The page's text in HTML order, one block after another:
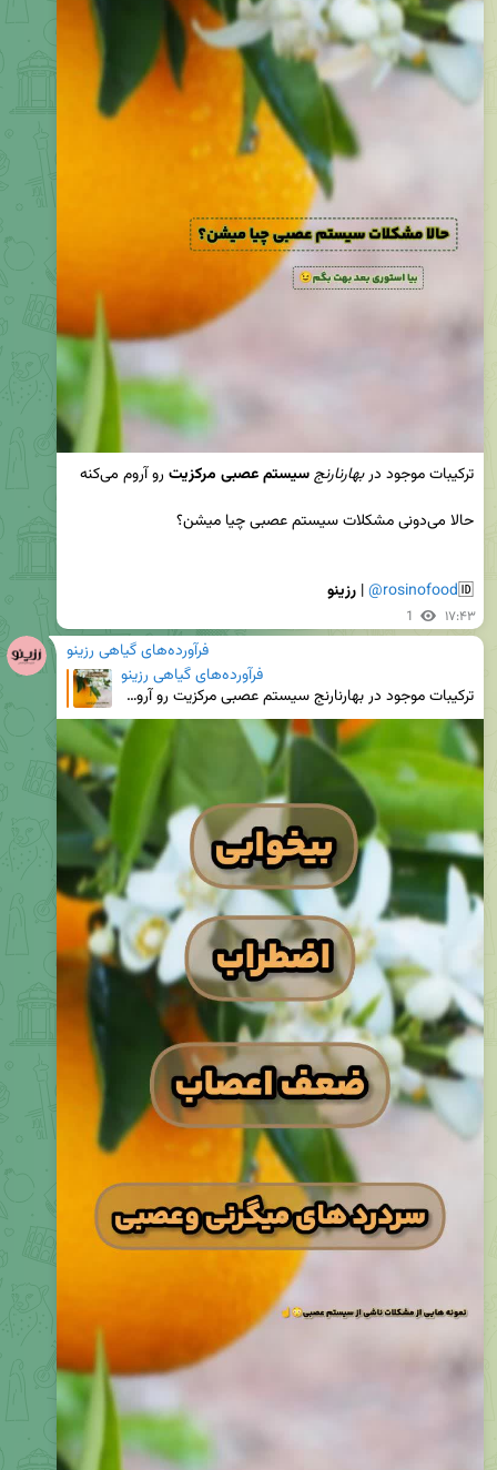
ترکیبات موجود در بهارنارنجسیستم عصبی مرکزیت
🆔
@rosinofood
| رزینو
1 ۱۷:۴۳
فرآورده‌های گیاهی رزینو
فرآورده‌های گیاهی رزینو
ترکیبات موجود در بهارنارنج سیستم عصبی مرکزیت رو آروم می‌کنه حالا می‌دونی مشکلات سیستم عصبی چیا میشن